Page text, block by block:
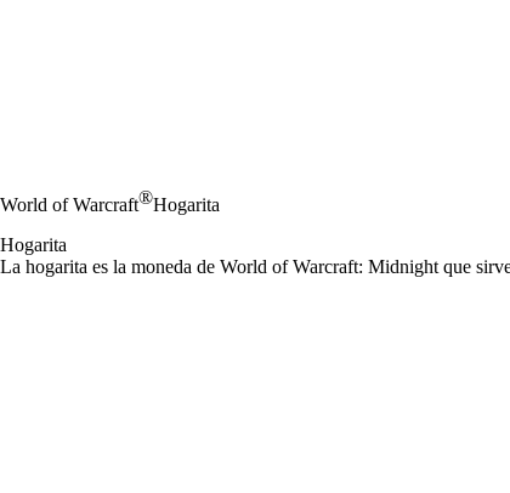
World of Warcraft®Hogarita
Hogarita
La hogarita es la moneda de World of Warcraft: Midnight que